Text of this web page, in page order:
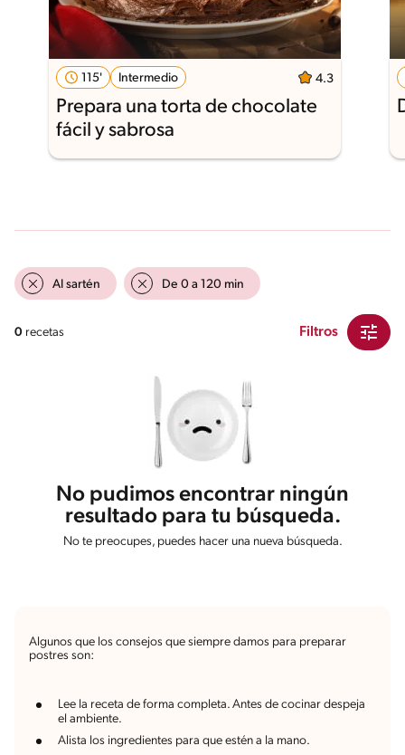
115' Intermedio 4.3
Prepara una torta de chocolate
fácil y sabrosa
Al sartén De 0 a 120 min
0 recetas Filtros
No pudimos encontrar ningún
resultado para tu búsqueda.
No te preocupes, puedes hacer una nueva búsqueda.
Algunos que los consejos que siempre damos para preparar
postres son:
Lee la receta de forma completa. Antes de cocinar despeja
el ambiente.
Alista los ingredientes para que estén a la mano.